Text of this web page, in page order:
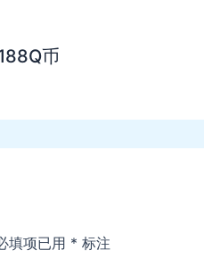
币
填项已用 * 标注